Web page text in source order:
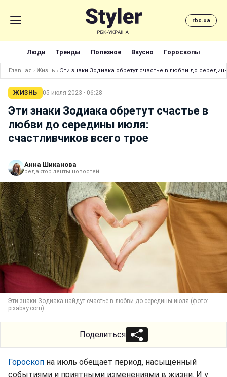
rbc.ua
Люди Тренды Полезное Вкусно Гороскопы
Главная › Жизнь › Эти знаки Зодиака обретут счастье в любви до
ЖИЗНЬ 05 июля 2023 · 06:28
Эти знаки Зодиака обретут счастье в
любви до середины июля:
счастливчиков всего трое
Анна Шиканова
редактор ленты новостей
Эти знаки Зодиака найдут счастье в любви до середины июля (фото:
pixabay.com)
Поделиться
Гороскоп на июль обещает период, насыщенный
событиями и приятными изменениями в жизни. И у